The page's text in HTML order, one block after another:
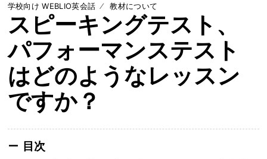
学校向け WEBLIO英会話 教材について
スピーキングテスト、
パフォーマンステスト
はどのようなレッスン
ですか？
目次